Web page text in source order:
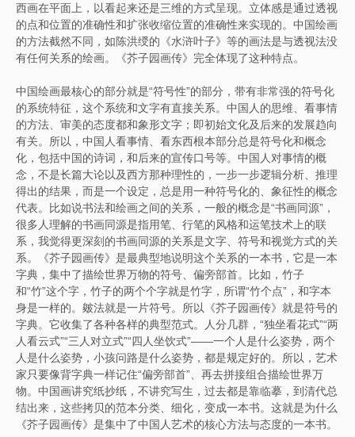
西画在平面上，以看起来还是三维的方式呈现。立体感是通过透视
的点和位置的准确性和扩张收缩位置的准确性来实现的。中国绘画
的方法截然不同，如陈洪绶的《水浒叶子》等的画法是与透视法没
有任何关系的绘画。《芥子园画传》完全体现了这种特点。
中国绘画最核心的部分就是“符号性”的部分，带有非常强的符号化
的系统特征，这个系统和文字有直接关系。中国人的思维、看事情
的方法、审美的态度都和象形文字；即初始文化及后来的发展趋向
有关。所以，中国人看事情、看东西根本部分总是符号化和概念
化，包括中国的诗词，和后来的宣传口号等。中国人对事情的概
念，不是长篇大论以及西方那种理性的，一步一步逻辑分析、推理
得出的结果，而是一个设定，总是用一种符号化的、象征性的概念
代表。比如说书法和绘画之间的关系，一般的概念是“书画同源”，
很多人理解的书画同源是指用笔、行笔的风格和运笔技术上的联
系，我觉得更深刻的书画同源的关系是文字、符号和视觉方式的关
系。《芥子园画传》是最典型地说明这个关系的一本书，它是一本
字典，集中了描绘世界万物的符号、偏旁部首。比如，竹子
和“竹”这个字，竹子的两个个字就是竹字，所谓“竹个点”，和字本
身是一样的。皴法就是一片符号。所以《芥子园画传》就是符号的
字典。它收集了各种各样的典型范式。人分几群，“独坐看花式”“两
人看云式”“三人对立式”“四人坐饮式”——一个人是什么姿势，两个
人是什么姿势，小孩问路是什么姿势，都是规定好的。所以，艺术
家只要像背字典一样记住“偏旁部首”、再去拼接组合描绘世界万
物。中国画讲究纸抄纸，不讲究写生，过去都是靠临摹，到清代总
结出来，这些拷贝的范本分类、细化，变成一本书。这就是为什么
《芥子园画传》是集中了中国人艺术的核心方法与态度的一本书。